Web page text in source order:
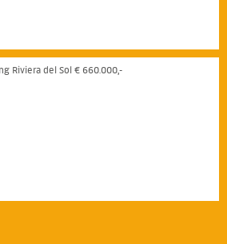
Riviera del Sol € 660.000,-